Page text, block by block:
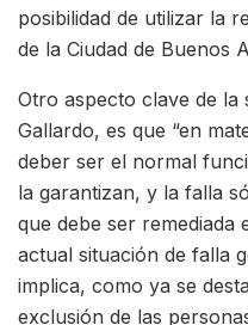
posibilidad de utilizar la
de la Ciudad de Buenos
Otro aspecto clave de la
Gallardo, es que “en
deber ser el normal
la garantizan, y la falla
que debe ser remediada
actual situación de falla
implica, como ya se
exclusión de las